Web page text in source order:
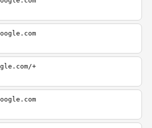
+